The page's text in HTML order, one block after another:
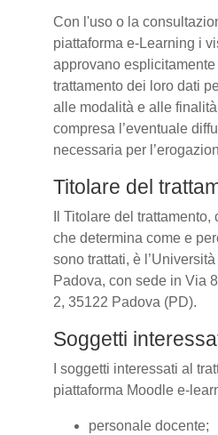
Con l'uso o la
piattaforma e-Learning i
approvano esplicitamente
trattamento dei loro dati
alle modalità e alle
compresa l’eventuale
necessaria per
Titolare del
Il Titolare del trattamento,
che determina come e
sono trattati, è
Padova, con sede in Via
2, 35122 Padova (PD).
Soggetti
I soggetti interessati al
piattaforma Moodle e-
personale docente;